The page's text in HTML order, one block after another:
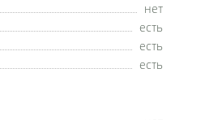
нет
есть
есть
есть